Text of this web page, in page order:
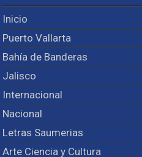
Inicio
Puerto Vallarta
Bahía de Banderas
Jalisco
Internacional
Nacional
Letras Saumerias
Arte Ciencia y Cultura